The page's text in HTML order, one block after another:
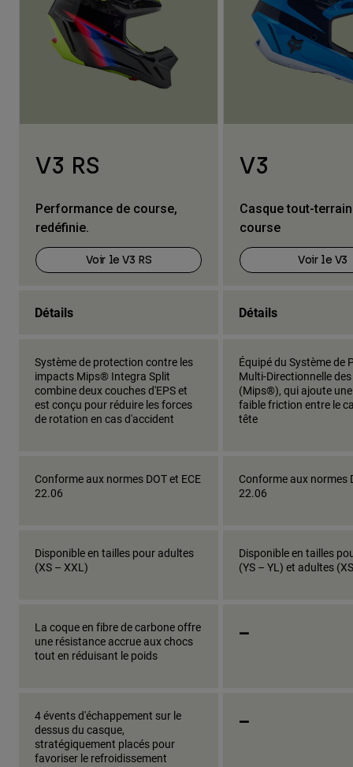
V3 RS
Performance de course,
redéfinie.
Voir le V3 RS
V3
Casque tout-
course
Voir le V3
Détails Détails
Système de protection contre les
impacts Mips® Integra Split
combine deux couches d'EPS et
est conçu pour réduire les forces
de rotation en cas d'accident
Équipé du Système de
Multi-Directionnelle
(Mips®), qui ajoute
faible friction entre le
tête
Conforme aux normes DOT et ECE
22.06
Conforme aux normes
22.06
Disponible en tailles pour adultes
(XS – XXL)
Disponible en tailles
(YS – YL) et adultes
La coque en fibre de carbone offre
une résistance accrue aux chocs
tout en réduisant le poids
_
4 évents d'échappement sur le
dessus du casque,
stratégiquement placés pour
favoriser le refroidissement
_